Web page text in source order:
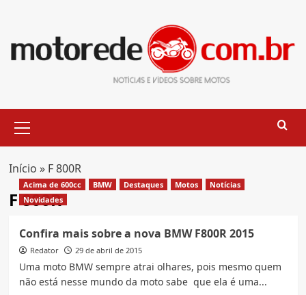
content
Menu
Início » F 800R
F 800R
Acima de 600cc BMW Destaques Motos
Notícias
Novidades
Confira mais sobre a nova BMW F800R 2015
Redator 29 de abril de 2015
Uma moto BMW sempre atrai olhares, pois mesmo quem
não está nesse mundo da moto sabe que ela é uma...